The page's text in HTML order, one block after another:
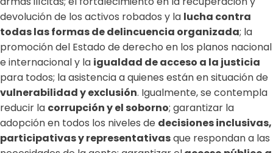
devolución de los activos robados y la lucha contra
todas las formas de delincuencia organizada; la
promoción del Estado de derecho en los planos nacional
e internacional y la igualdad de acceso a la justicia
para todos; la asistencia a quienes están en situación de
vulnerabilidad y exclusión. Igualmente, se contempla
reducir la corrupción y el soborno; garantizar la
adopción en todos los niveles de decisiones inclusivas,
participativas y representativasque respondan a las